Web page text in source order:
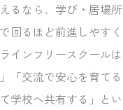
るなら、学び・居場
回るほど前進しやす
インフリースクール
「交流で安心を育て
学校へ共有する」と